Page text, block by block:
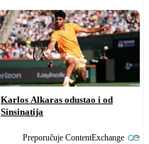
Karlos Alkaras odustao i od
Sinsinatija
Preporučuje ContentExchange